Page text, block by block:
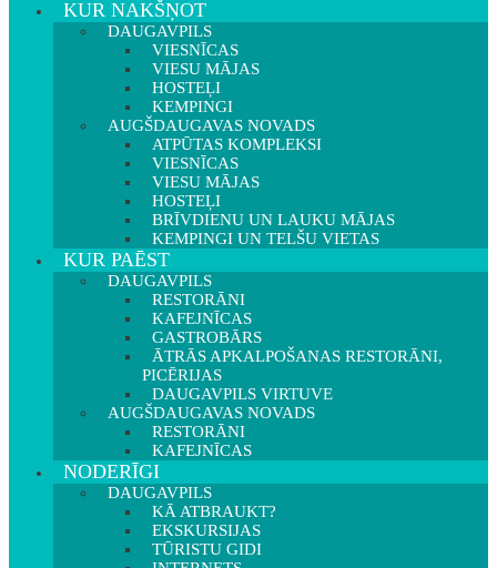
KUR NAKŠŅOT
DAUGAVPILS
VIESNĪCAS
VIESU MĀJAS
HOSTEĻI
KEMPINGI
AUGŠDAUGAVAS NOVADS
ATPŪTAS KOMPLEKSI
VIESNĪCAS
VIESU MĀJAS
HOSTEĻI
BRĪVDIENU UN LAUKU MĀJAS
KEMPINGI UN TELŠU VIETAS
KUR PAĒST
DAUGAVPILS
RESTORĀNI
KAFEJNĪCAS
GASTROBĀRS
ĀTRĀS APKALPOŠANAS RESTORĀNI,
PICĒRIJAS
DAUGAVPILS VIRTUVE
AUGŠDAUGAVAS NOVADS
RESTORĀNI
KAFEJNĪCAS
NODERĪGI
DAUGAVPILS
KĀ ATBRAUKT?
EKSKURSIJAS
TŪRISTU GIDI